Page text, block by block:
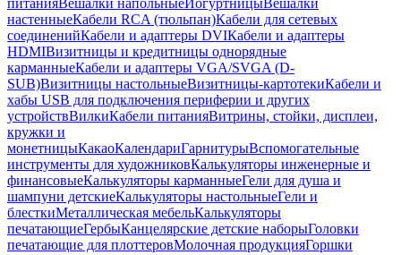
питанияВешалки напольныеЙогуртницыВешалки
настенныеКабели RCA (тюльпан)Кабели для сетевых
соединенийКабели и адаптеры DVIКабели и адаптеры
HDMIВизитницы и кредитницы однорядные
карманныеКабели и адаптеры VGA/SVGA (D-
SUB)Визитницы настольныеВизитницы-картотекиКабели и
хабы USB для подключения периферии и других
устройствВилкиКабели питанияВитрины, стойки, дисплеи,
кружки и
монетницыКакаоКалендариГарнитурыВспомогательные
инструменты для художниковКалькуляторы инженерные и
финансовыеКалькуляторы карманныеГели для душа и
шампуни детскиеКалькуляторы настольныеГели и
блесткиМеталлическая мебельКалькуляторы
печатающиеГербыКанцелярские детские наборыГоловки
печатающие для плоттеровМолочная продукцияГоршки